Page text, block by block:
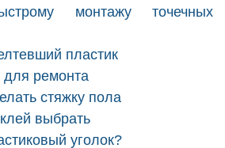
монтажу точечных
пластик
ремонта
стяжку пола
выбрать
уголок?